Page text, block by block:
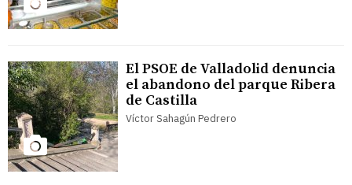
El PSOE de Valladolid denuncia
el abandono del parque Ribera
de Castilla
Víctor Sahagún Pedrero